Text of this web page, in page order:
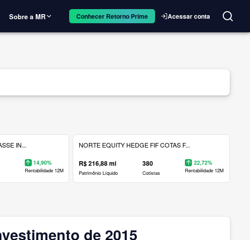
Sobre a MR Conhecer Retorno Prime Acessar conta
IN...
14,90%
Rentabilidade 12M
NORTE EQUITY HEDGE FIF COTAS F...
R$ 216,88 mi
Patrimônio Líquido
380
Cotistas
22,72%
Rentabilidade 12M
de 2015